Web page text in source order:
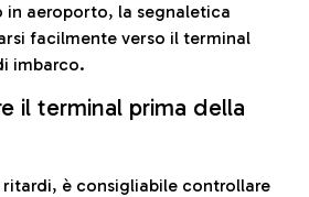
in aeroporto, la segnaletica
facilmente verso il terminal
imbarco.
il terminal prima della
ritardi, è consigliabile controllare